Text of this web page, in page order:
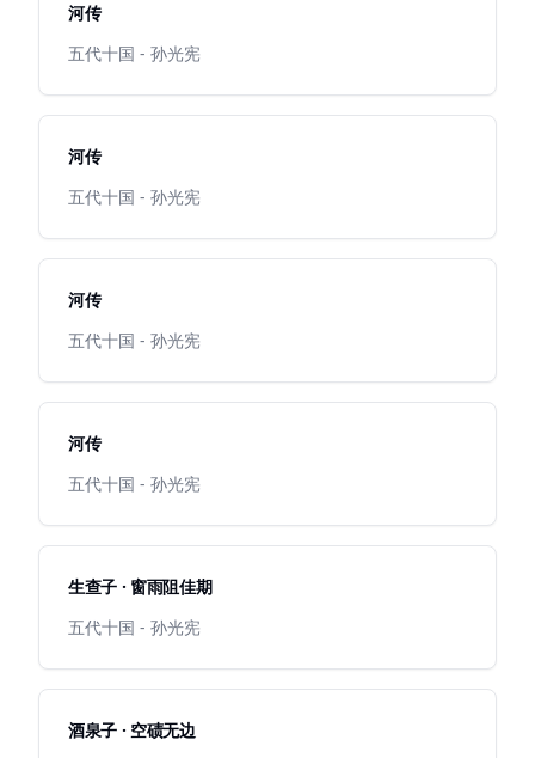
河传
五代十国 - 孙光宪
河传
五代十国 - 孙光宪
河传
五代十国 - 孙光宪
河传
五代十国 - 孙光宪
生查子 · 窗雨阻佳期
五代十国 - 孙光宪
酒泉子 · 空碛无边